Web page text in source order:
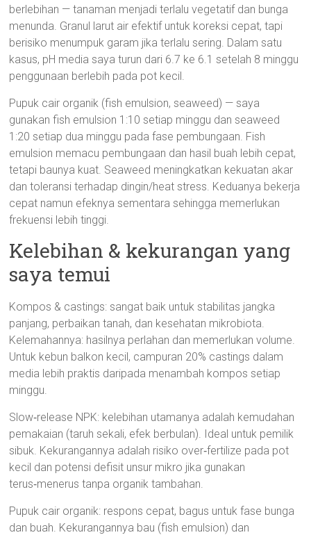
berlebihan — tanaman menjadi terlalu vegetatif dan bunga
menunda. Granul larut air efektif untuk koreksi cepat, tapi
berisiko menumpuk garam jika terlalu sering. Dalam satu
kasus, pH media saya turun dari 6.7 ke 6.1 setelah 8 minggu
penggunaan berlebih pada pot kecil.
Pupuk cair organik (fish emulsion, seaweed) — saya
gunakan fish emulsion 1:10 setiap minggu dan seaweed
1:20 setiap dua minggu pada fase pembungaan. Fish
emulsion memacu pembungaan dan hasil buah lebih cepat,
tetapi baunya kuat. Seaweed meningkatkan kekuatan akar
dan toleransi terhadap dingin/heat stress. Keduanya bekerja
cepat namun efeknya sementara sehingga memerlukan
frekuensi lebih tinggi.
Kelebihan & kekurangan yang
saya temui
Kompos & castings: sangat baik untuk stabilitas jangka
panjang, perbaikan tanah, dan kesehatan mikrobiota.
Kelemahannya: hasilnya perlahan dan memerlukan volume.
Untuk kebun balkon kecil, campuran 20% castings dalam
media lebih praktis daripada menambah kompos setiap
minggu.
Slow‑release NPK: kelebihan utamanya adalah kemudahan
pemakaian (taruh sekali, efek berbulan). Ideal untuk pemilik
sibuk. Kekurangannya adalah risiko over‑fertilize pada pot
kecil dan potensi defisit unsur mikro jika gunakan
terus‑menerus tanpa organik tambahan.
Pupuk cair organik: respons cepat, bagus untuk fase bunga
dan buah. Kekurangannya bau (fish emulsion) dan